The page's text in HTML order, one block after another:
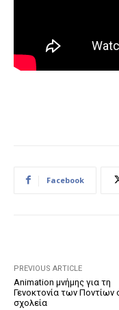
Facebook
PREVIOUS ARTICLE
Animation μνήμης για τη
Γενοκτονία των Ποντίων
σχολεία